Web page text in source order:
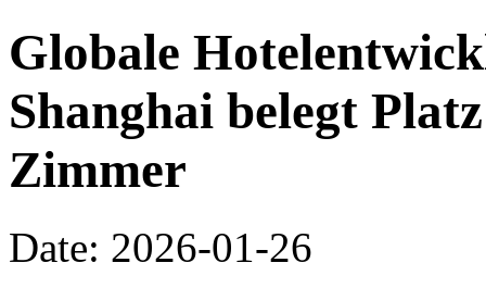
Globale
Shanghai belegt
Zimmer
Date: 2026-01-26